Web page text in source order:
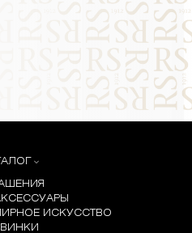
ИСКУССТВО